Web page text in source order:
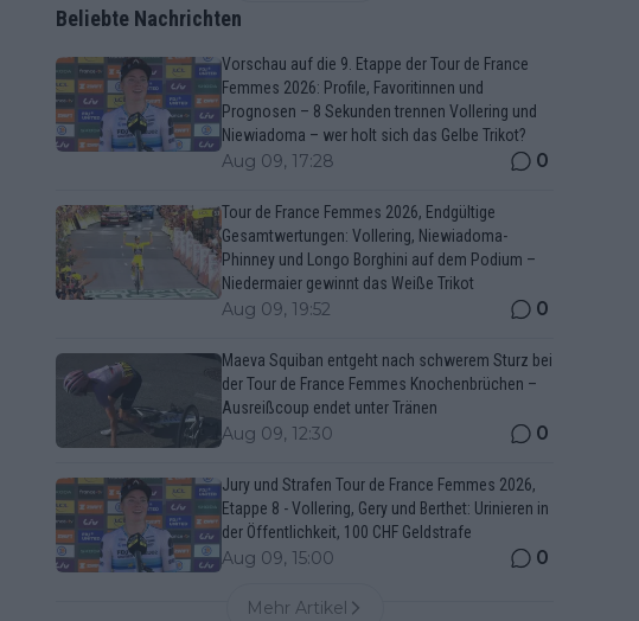
Beliebte Nachrichten
Vorschau auf die 9. Etappe der Tour de France
Femmes 2026: Profile, Favoritinnen und
Prognosen – 8 Sekunden trennen Vollering und
Niewiadoma – wer holt sich das Gelbe Trikot?
Aug 09, 17:28 0
Tour de France Femmes 2026, Endgültige
Gesamtwertungen: Vollering, Niewiadoma-
Phinney und Longo Borghini auf dem Podium –
Niedermaier gewinnt das Weiße Trikot
Aug 09, 19:52 0
Maeva Squiban entgeht nach schwerem Sturz bei
der Tour de France Femmes Knochenbrüchen –
Ausreißcoup endet unter Tränen
Aug 09, 12:30 0
Jury und Strafen Tour de France Femmes 2026,
Etappe 8 - Vollering, Gery und Berthet: Urinieren in
der Öffentlichkeit, 100 CHF Geldstrafe
Aug 09, 15:00 0
Mehr Artikel